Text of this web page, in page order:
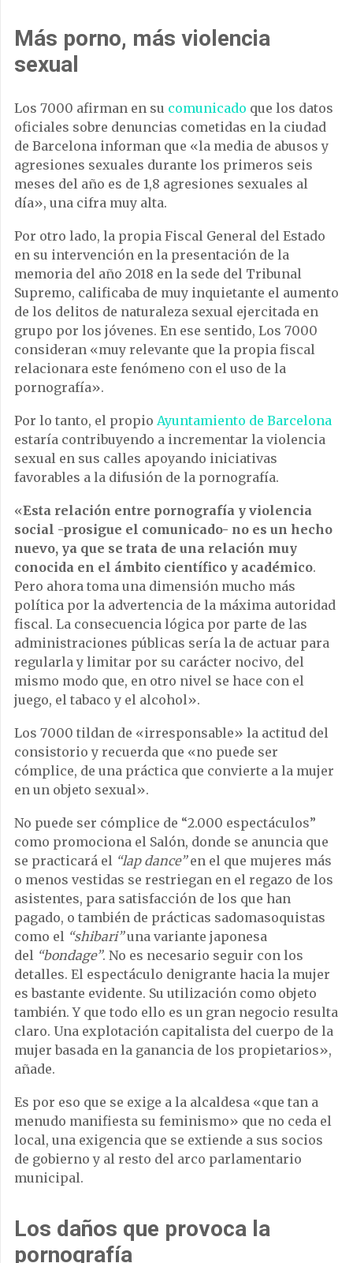
Más porno, más violencia
sexual
Los 7000 afirman en su comunicado que los datos
oficiales sobre denuncias cometidas en la ciudad
de Barcelona informan que «la media de abusos y
agresiones sexuales durante los primeros seis
meses del año es de 1,8 agresiones sexuales al
día», una cifra muy alta.
Por otro lado, la propia Fiscal General del Estado
en su intervención en la presentación de la
memoria del año 2018 en la sede del Tribunal
Supremo, calificaba de muy inquietante el aumento
de los delitos de naturaleza sexual ejercitada en
grupo por los jóvenes. En ese sentido, Los 7000
consideran «muy relevante que la propia fiscal
relacionara este fenómeno con el uso de la
pornografía».
Por lo tanto, el propio Ayuntamiento de Barcelona
estaría contribuyendo a incrementar la violencia
sexual en sus calles apoyando iniciativas
favorables a la difusión de la pornografía.
«Esta relación entre pornografía y violencia
social -prosigue el comunicado- no es un hecho
nuevo, ya que se trata de una relación muy
conocida en el ámbito científico y académico.
Pero ahora toma una dimensión mucho más
política por la advertencia de la máxima autoridad
fiscal. La consecuencia lógica por parte de las
administraciones públicas sería la de actuar para
regularla y limitar por su carácter nocivo, del
mismo modo que, en otro nivel se hace con el
juego, el tabaco y el alcohol».
Los 7000 tildan de «irresponsable» la actitud del
consistorio y recuerda que «no puede ser
cómplice, de una práctica que convierte a la mujer
en un objeto sexual».
No puede ser cómplice de “2.000 espectáculos”
como promociona el Salón, donde se anuncia que
se practicará el “lap dance”en el que mujeres más
o menos vestidas se restriegan en el regazo de los
asistentes, para satisfacción de los que han
pagado, o también de prácticas sadomasoquistas
como el “shibari”una variante japonesa
del “bondage”. No es necesario seguir con los
detalles. El espectáculo denigrante hacia la mujer
es bastante evidente. Su utilización como objeto
también. Y que todo ello es un gran negocio resulta
claro. Una explotación capitalista del cuerpo de la
mujer basada en la ganancia de los propietarios»,
añade.
Es por eso que se exige a la alcaldesa «que tan a
menudo manifiesta su feminismo» que no ceda el
local, una exigencia que se extiende a sus socios
de gobierno y al resto del arco parlamentario
municipal.
Los daños que provoca la
pornografía